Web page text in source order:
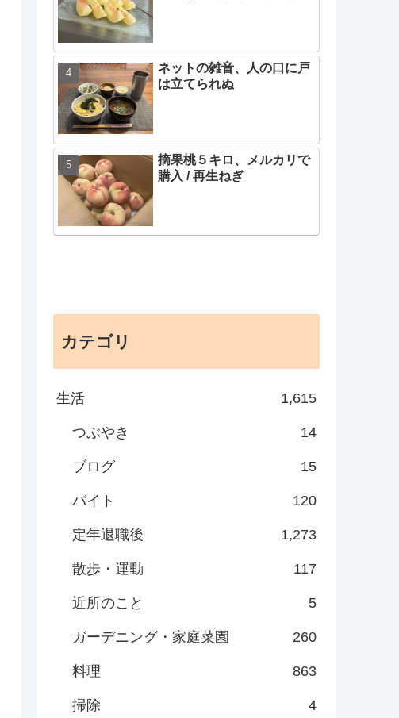
ネットの雑音、人の口に戸
は立てられぬ
摘果桃５キロ、メルカリで
購入 / 再生ねぎ
カテゴリ
生活 1,615
つぶやき 14
ブログ 15
バイト 120
定年退職後 1,273
散歩・運動 117
近所のこと 5
ガーデニング・家庭菜園 260
料理 863
掃除 4